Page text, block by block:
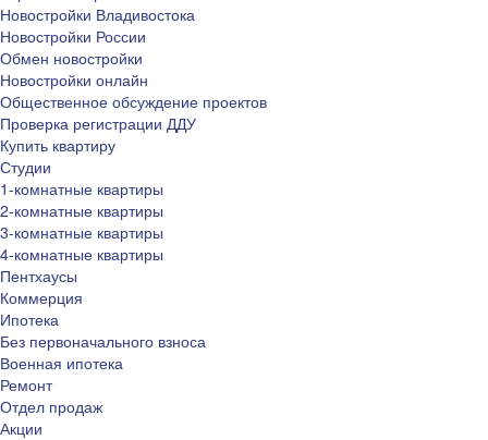
Новостройки Владивостока
Новостройки России
Обмен новостройки
Новостройки онлайн
Общественное обсуждение проектов
Проверка регистрации ДДУ
Купить квартиру
Студии
1-комнатные квартиры
2-комнатные квартиры
3-комнатные квартиры
4-комнатные квартиры
Пентхаусы
Коммерция
Ипотека
Без первоначального взноса
Военная ипотека
Ремонт
Отдел продаж
Акции